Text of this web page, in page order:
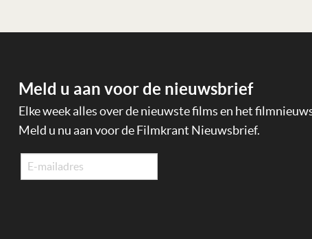
Meld u aan voor de nieuwsbrief
Elke week alles over de nieuwste films en het
Meld u nu aan voor de Filmkrant Nieuwsbrief.